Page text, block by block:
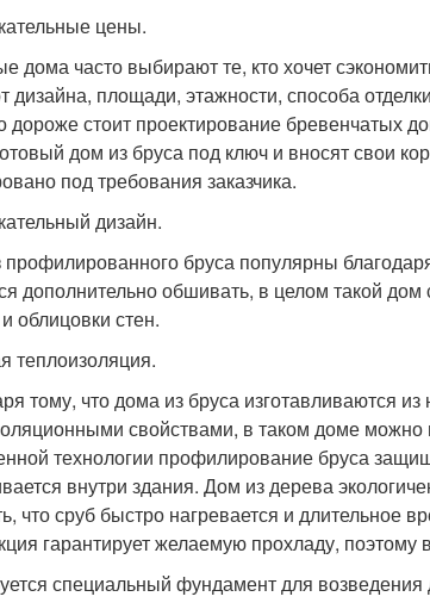
цены.
дома часто выбирают те, кто хочет
дизайна, площади, этажности, способа
дороже стоит проектирование бревенчатых
дом из бруса под ключ и вносят свои
под требования заказчика.
дизайн.
бруса популярны
дополнительно обшивать, в целом такой
облицовки стен.
теплоизоляция.
тому, что дома из бруса изготавливаются
свойствами, в таком доме
технологии профилирование бруса
внутри здания. Дом из дерева
что сруб быстро нагревается и длительное
гарантирует желаемую прохладу,
специальный фундамент для возведения